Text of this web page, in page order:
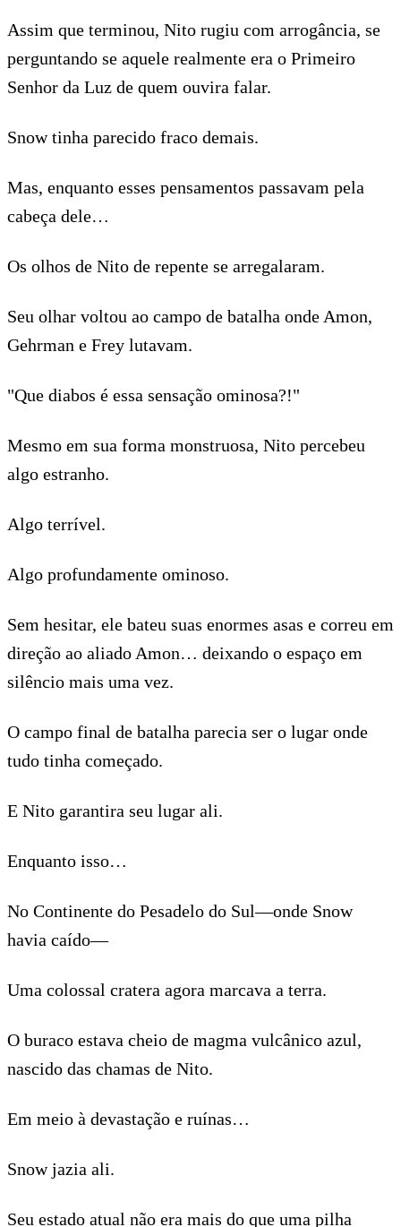
Assim que terminou, Nito rugiu com arrogância, se
perguntando se aquele realmente era o Primeiro
Senhor da Luz de quem ouvira falar.
Snow tinha parecido fraco demais.
Mas, enquanto esses pensamentos passavam pela
cabeça dele…
Os olhos de Nito de repente se arregalaram.
Seu olhar voltou ao campo de batalha onde Amon,
Gehrman e Frey lutavam.
"Que diabos é essa sensação ominosa?!"
Mesmo em sua forma monstruosa, Nito percebeu
algo estranho.
Algo terrível.
Algo profundamente ominoso.
Sem hesitar, ele bateu suas enormes asas e correu em
direção ao aliado Amon… deixando o espaço em
silêncio mais uma vez.
O campo final de batalha parecia ser o lugar onde
tudo tinha começado.
E Nito garantira seu lugar ali.
Enquanto isso…
No Continente do Pesadelo do Sul—onde Snow
havia caído—
Uma colossal cratera agora marcava a terra.
O buraco estava cheio de magma vulcânico azul,
nascido das chamas de Nito.
Em meio à devastação e ruínas…
Snow jazia ali.
Seu estado atual não era mais do que uma pilha